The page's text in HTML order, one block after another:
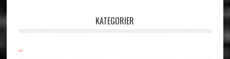
kan
KATEGORIER
..